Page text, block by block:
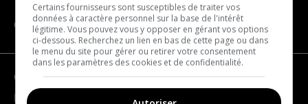
CATÉGORIES
Géographie
France
Certains fournisseurs sont susceptibles de traiter vos
données à caractère personnel sur la base de l'intérêt
légitime. Vous pouvez vous y opposer en gérant vos options
ci-dessous. Recherchez un lien en bas de cette page ou dans
le menu du site pour gérer ou retirer votre consentement
dans les paramètres des cookies et de confidentialité.